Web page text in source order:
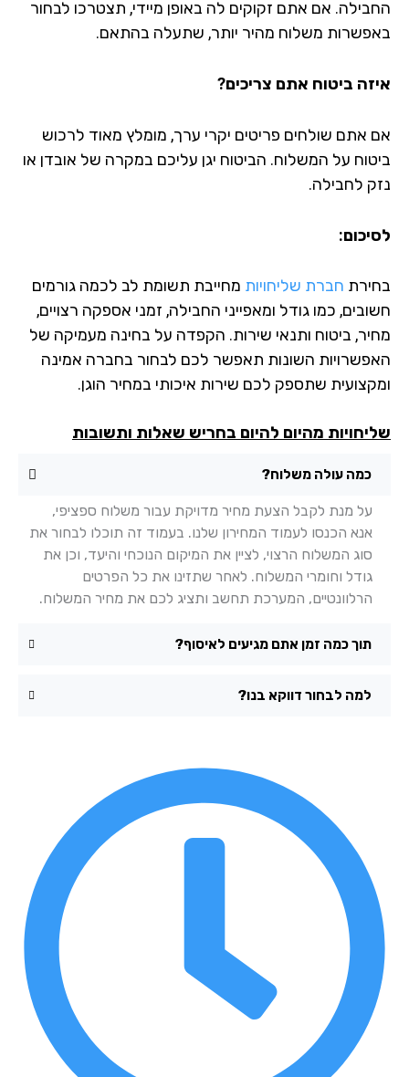
אם אתם זקוקים לה באופן מיידי, תצטרכו לבחור
משלוח מהיר יותר, שתעלה בהתאם.
ביטוח אתם צריכים?
אתם שולחים פריטים יקרי ערך, מומלץ מאוד לרכוש
על המשלוח. הביטוח יגן עליכם במקרה של אובדן או
לחבילה.
חברת שליחויותמחייבת תשומת לב לכמה גורמים
כמו גודל ומאפייני החבילה, זמני אספקה רצויים,
ביטוח ותנאי שירות. הקפדה על בחינה מעמיקה של
השונות תאפשר לכם לבחור בחברה אמינה
שתספק לכם שירות איכותי במחיר הוגן.
מהיום להיום בחריש שאלות ותשובות
כמה עולה משלוח?
על מנת לקבל הצעת מחיר מדויקת עבור משלוח ספציפי,
אנא הכנסו לעמוד המחירון שלנו. בעמוד זה תוכלו לבחור את
סוג המשלוח הרצוי, לציין את המיקום הנוכחי והיעד, וכן את
גודל וחומרי המשלוח. לאחר שתזינו את כל הפרטים
הרלוונטיים, המערכת תחשב ותציג לכם את מחיר המשלוח.
תוך כמה זמן אתם מגיעים לאיסוף?
למה לבחור דווקא בנו?